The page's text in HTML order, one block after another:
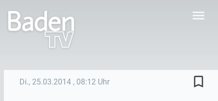
menu
Di., 25.03.2014 , 08:12 Uhr bookmark_border